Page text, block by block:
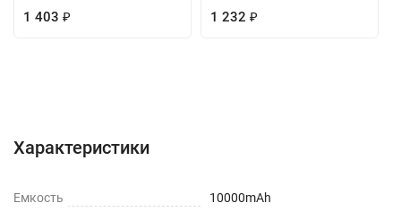
1 403 ₽ 1 232 ₽
Характеристики
Емкость 10000mAh